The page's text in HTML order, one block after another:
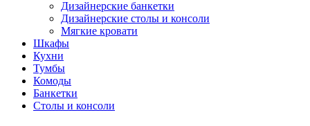
Дизайнерские банкетки
Дизайнерские столы и консоли
Мягкие кровати
Шкафы
Кухни
Тумбы
Комоды
Банкетки
Столы и консоли